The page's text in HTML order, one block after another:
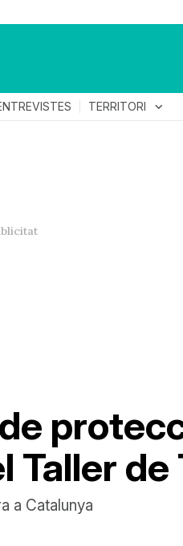
TERRITORI expand_more
Taller de
a Catalunya